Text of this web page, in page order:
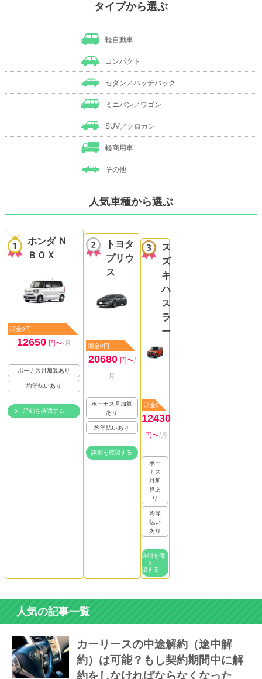
タイプから選ぶ
軽自動車
コンパクト
セダン／ハッチバック
ミニバン／ワゴン
SUV／クロカン
軽商用車
その他
人気車種から選ぶ
ホンダ Ｎ
ＢＯＸ
頭金0円
12650 円〜/月
ボーナス月加算あり
均等払いあり
詳細を確認する
トヨタ
プリウ
ス
頭金0円
20680 円〜/
月
ボーナス月加算
あり
均等払いあり
詳細を確認する
ス
ズ
キ
ハ
ス
ラ
ー
頭金0円
12430
円〜/月
ボー
ナス
月加
算あ
り
均等
払い
あり
詳細を確
認する
人気の記事一覧
カーリースの中途解約（途中解
約）は可能？もし契約期間中に解
約をしなければならなくなった